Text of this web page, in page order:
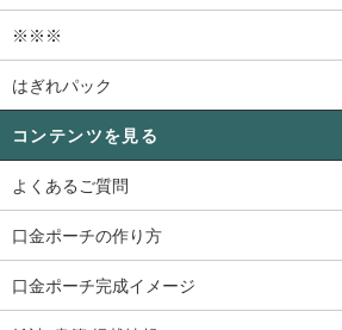
※※※
はぎれパック
コンテンツを見る
よくあるご質問
口金ポーチの作り方
口金ポーチ完成イメージ